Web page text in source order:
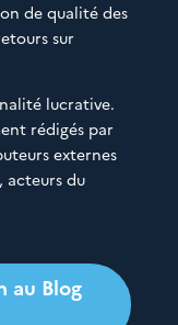
de qualité des
sur
lucrative.
rédigés par
externes
acteurs du
au Blog